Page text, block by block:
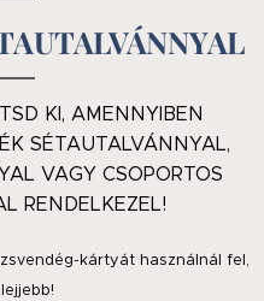
KI, AMENNYIBEN
SÉTAUTALVÁNNYAL,
VAGY CSOPORTOS
RENDELKEZEL!
kártyát használnál fel,